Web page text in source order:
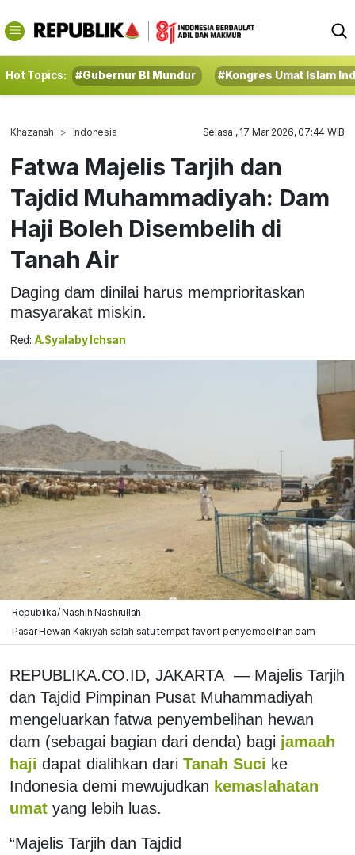
Hot Topics: #Gubernur BI Mundur #Kongres Umat Islam
Khazanah Indonesia Selasa , 17 Mar 2026, 07:44 WIB
Fatwa Majelis Tarjih dan
Tajdid Muhammadiyah: Dam
Haji Boleh Disembelih di
Tanah Air
Daging dam dinilai harus memprioritaskan
masyarakat miskin.
Red: A.Syalaby Ichsan
Republika/ Nashih Nashrullah
Pasar Hewan Kakiyah salah satu tempat favorit penyembelihan dam
REPUBLIKA.CO.ID, JAKARTA — Majelis Tarjih
dan Tajdid Pimpinan Pusat Muhammadiyah
mengeluarkan fatwa penyembelihan hewan
dam (sebagai bagian dari denda) bagi jamaah
haji dapat dialihkan dari Tanah Suci ke
Indonesia demi mewujudkan kemaslahatan
umat yang lebih luas.
“Majelis Tarjih dan Tajdid